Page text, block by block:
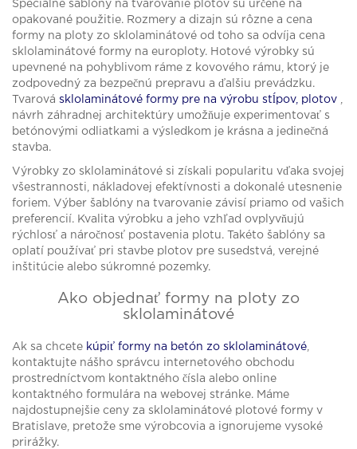
Špeciálne šablóny na tvarovanie plotov sú určené na
opakované použitie. Rozmery a dizajn sú rôzne a cena
formy na ploty zo sklolaminátové od toho sa odvíja cena
sklolaminátové formy na europloty. Hotové výrobky sú
upevnené na pohyblivom ráme z kovového rámu, ktorý je
zodpovedný za bezpečnú prepravu a ďalšiu prevádzku.
Tvarová sklolaminátové formy pre na výrobu stĺpov, plotov
návrh záhradnej architektúry umožňuje experimentovať s
betónovými odliatkami a výsledkom je krásna a jedinečná
stavba.
Výrobky zo sklolaminátové si získali popularitu vďaka svojej
všestrannosti, nákladovej efektívnosti a dokonalé utesnenie
foriem. Výber šablóny na tvarovanie závisí priamo od vašich
preferencií. Kvalita výrobku a jeho vzhľad ovplyvňujú
rýchlosť a náročnosť postavenia plotu. Takéto šablóny sa
oplatí používať pri stavbe plotov pre susedstvá, verejné
inštitúcie alebo súkromné pozemky.
Ako objednať formy na ploty zo
sklolaminátové
Ak sa chcete kúpiť formy na betón zo sklolaminátové
kontaktujte nášho správcu internetového obchodu
prostredníctvom kontaktného čísla alebo online
kontaktného formulára na webovej stránke. Máme
najdostupnejšie ceny za sklolaminátové plotové formy v
Bratislave, pretože sme výrobcovia a ignorujeme vysoké
prirážky.